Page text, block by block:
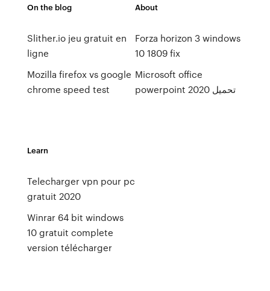
On the blog
Slither.io jeu gratuit en
ligne
Mozilla firefox vs google
chrome speed test
About
Forza horizon 3 windows
10 1809 fix
Microsoft office
powerpoint 2020 تحميل
Learn
Telecharger vpn pour pc
gratuit 2020
Winrar 64 bit windows
10 gratuit complete
version télécharger